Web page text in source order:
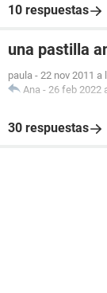
10 respuestas
una pastilla
paula - 22 nov 2011 a
Ana - 26 feb 2022
30 respuestas